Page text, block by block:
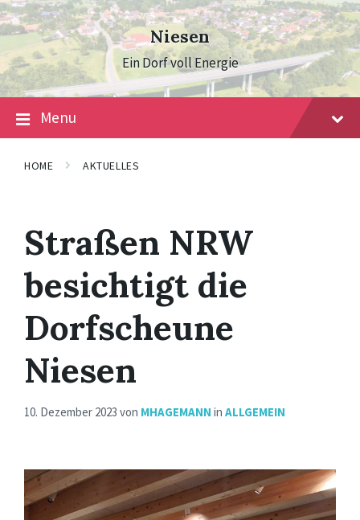
Skip
to
content
Skip
to
main
navigation
Skip
to
footer
Niesen
Ein Dorf voll Energie
Menu
HOME AKTUELLES
Straßen NRW
besichtigt die
Dorfscheune
Niesen
10. Dezember 2023 von MHAGEMANN in ALLGEMEIN